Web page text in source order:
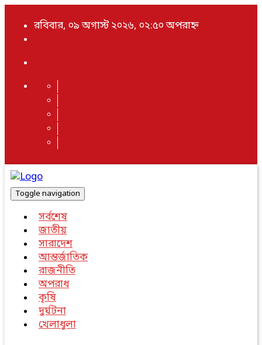
রবিবার, ০৯ অগাস্ট ২০২৬, ০২:৫০ অপরাহ্ন
Toggle navigation
সর্বশেষ
জাতীয়
সারাদেশ
আন্তর্জাতিক
রাজনীতি
অপরাধ
কৃষি
দুর্ঘটনা
খেলাধুলা